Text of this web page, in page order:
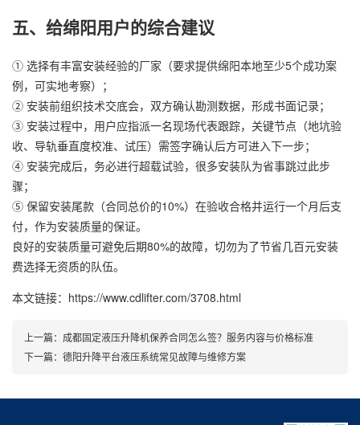
五、给绵阳用户的综合建议
① 选择有丰富安装经验的厂家（要求提供绵阳本地至少5个成功案
例，可实地考察）；
② 安装前组织技术交底会，双方确认勘测数据，形成书面记录；
③ 安装过程中，用户应指派一名现场代表跟踪，关键节点（地坑验
收、导轨垂直度校准、试压）需签字确认后方可进入下一步；
④ 安装完成后，务必进行超载试验，很多安装队为省事跳过此步
骤；
⑤ 保留安装尾款（合同总价的10%）在验收合格并运行一个月后支
付，作为安装质量的保证。
良好的安装质量可避免后期80%的故障，切勿为了节省几百元安装
费选择无资质的队伍。
本文链接：https://www.cdlifter.com/3708.html
上一篇： 成都固定液压升降机保养合同怎么签？服务内容与价格标准
下一篇： 德阳升降平台液压系统常见故障与维修方案